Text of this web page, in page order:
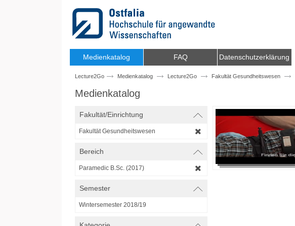
Medienkatalog FAQ Datenschutzerklärung
Lecture2Go Medienkatalog Lecture2Go Fakultät Gesundheitswesen
Medienkatalog
Fakultät/Einrichtung
Fakultät Gesundheitswesen
Bereich
Paramedic B.Sc. (2017)
Semester
Wintersemester 2018/19